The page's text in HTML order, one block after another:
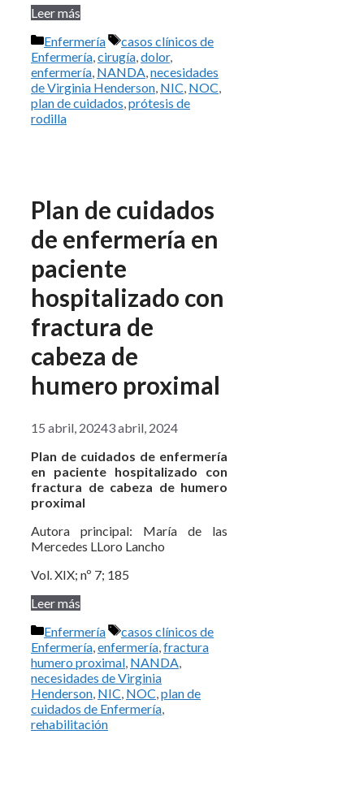
Leer más
Categorías
Enfermería Etiquetas
casos clínicos de
Enfermería,cirugía,dolor,
enfermería, NANDA,necesidades
de Virginia Henderson, NIC, NOC,
plan de cuidados,prótesis de
rodilla
Plan de cuidados
de enfermería en
paciente
hospitalizado con
fractura de
cabeza de
humero proximal
15 abril, 20243 abril, 2024
Plan de cuidados de enfermería
en paciente hospitalizado con
fractura de cabeza de humero
proximal
Autora principal: María de las
Mercedes LLoro Lancho
Vol. XIX; nº 7; 185
Leer más
Categorías
Enfermería Etiquetas
casos clínicos de
Enfermería enfermería fractura
humero proximal NANDA
necesidades de Virginia
Henderson NIC NOC plan de
cuidados de Enfermería
rehabilitación